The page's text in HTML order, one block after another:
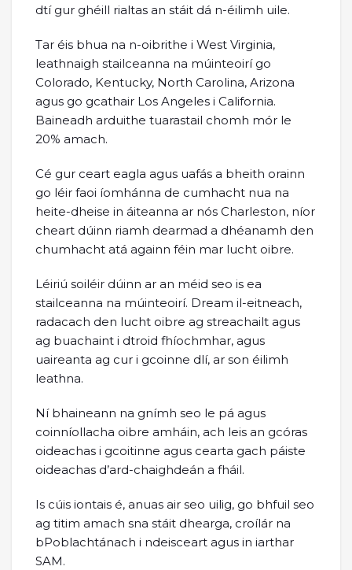
dtí gur ghéill rialtas an stáit dá n-éilimh uile.
Tar éis bhua na n-oibrithe i West Virginia,
leathnaigh stailceanna na múinteoirí go
Colorado, Kentucky, North Carolina, Arizona
agus go gcathair Los Angeles i California.
Baineadh arduithe tuarastail chomh mór le
20% amach.
Cé gur ceart eagla agus uafás a bheith orainn
go léir faoi íomhánna de cumhacht nua na
heite-dheise in áiteanna ar nós Charleston, níor
cheart dúinn riamh dearmad a dhéanamh den
chumhacht atá againn féin mar lucht oibre.
Léiriú soiléir dúinn ar an méid seo is ea
stailceanna na múinteoirí. Dream il-eitneach,
radacach den lucht oibre ag streachailt agus
ag buachaint i dtroid fhíochmhar, agus
uaireanta ag cur i gcoinne dlí, ar son éilimh
leathna.
Ní bhaineann na gnímh seo le pá agus
coinníollacha oibre amháin, ach leis an gcóras
oideachas i gcoitinne agus cearta gach páiste
oideachas d’ard-chaighdeán a fháil.
Is cúis iontais é, anuas air seo uilig, go bhfuil seo
ag titim amach sna stáit dhearga, croílár na
bPoblachtánach i ndeisceart agus in iarthar
SAM.